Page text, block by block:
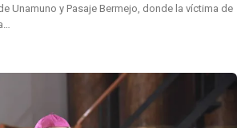
Unamuno y Pasaje Bermejo, donde la víctima de